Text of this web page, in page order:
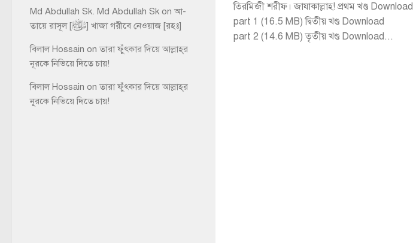
তিরমিজী শরীফ। জাযাকাল্লাহ! প্রথম খণ্ড Download
part 1 (16.5 MB) দ্বিতীয় খণ্ড Download
part 2 (14.6 MB) তৃতীয় খণ্ড Download...
Md Abdullah Sk. Md Abdullah Sk on আ-
তায়ে রাসূল [ﷺ] খাজা গরীবে নেওয়াজ [রহঃ]
বিলাল Hossain onতারা ফুঁৎকার দিয়ে আল্লাহ্‌র
নূরকে নিভিয়ে দিতে চায়!
বিলাল Hossain onতারা ফুঁৎকার দিয়ে আল্লাহ্‌র
নূরকে নিভিয়ে দিতে চায়!